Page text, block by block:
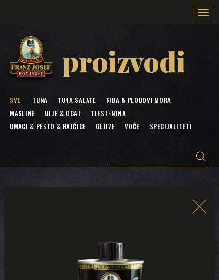
proizvodi
SVE TUNA TUNA SALATE
RIBA & PLODOVI MORA
MASLINE
ULJE & OCAT
TJESTENINA
UMACI & PESTO & RAJČICE
GLJIVE VOĆE SPECIJALITETI